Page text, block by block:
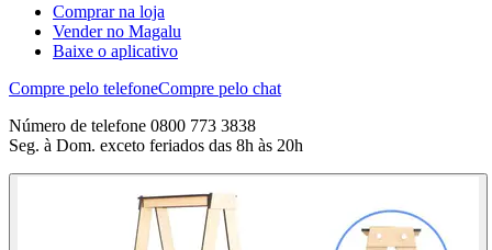
Comprar na loja
Vender no Magalu
Baixe o aplicativo
Compre pelo telefoneCompre pelo chat
Número de telefone 0800 773 3838
Seg. à Dom. exceto feriados das 8h às 20h